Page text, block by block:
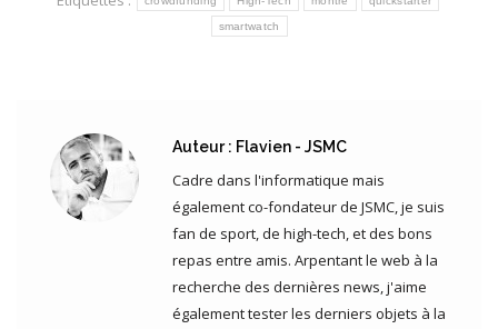
smartwatch
Auteur : Flavien - JSMC
Cadre dans l'informatique mais
également co-fondateur de JSMC, je suis
fan de sport, de high-tech, et des bons
repas entre amis. Arpentant le web à la
recherche des dernières news, j'aime
également tester les derniers objets à la